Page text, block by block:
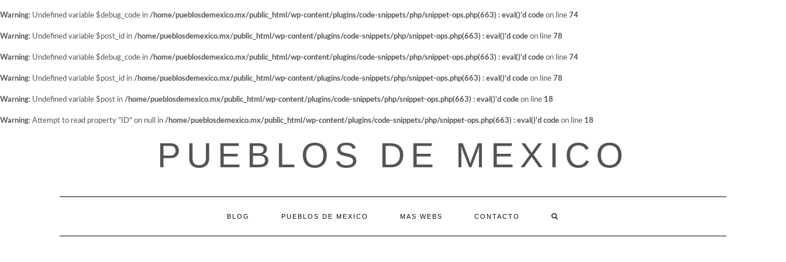
Warning: Undefined variable $debug_code in /home/pueblosdemexico.mx/public_html/wp-content/plugins/code-snippets/php/snippet-ops.php(663) : eval()'d code on line 74
Warning: Undefined variable $post_id in /home/pueblosdemexico.mx/public_html/wp-content/plugins/code-snippets/php/snippet-ops.php(663) : eval()'d code on line 78
Warning: Undefined variable $debug_code in /home/pueblosdemexico.mx/public_html/wp-content/plugins/code-snippets/php/snippet-ops.php(663) : eval()'d code on line 74
Warning: Undefined variable $post_id in /home/pueblosdemexico.mx/public_html/wp-content/plugins/code-snippets/php/snippet-ops.php(663) : eval()'d code on line 78
Warning: Undefined variable $post in /home/pueblosdemexico.mx/public_html/wp-content/plugins/code-snippets/php/snippet-ops.php(663) : eval()'d code on line 18
Warning: Attempt to read property "ID" on null in /home/pueblosdemexico.mx/public_html/wp-content/plugins/code-snippets/php/snippet-ops.php(663) : eval()'d code on line 18
PUEBLOS DE MEXICO
BLOG PUEBLOS DE MEXICO MAS WEBS CONTACTO